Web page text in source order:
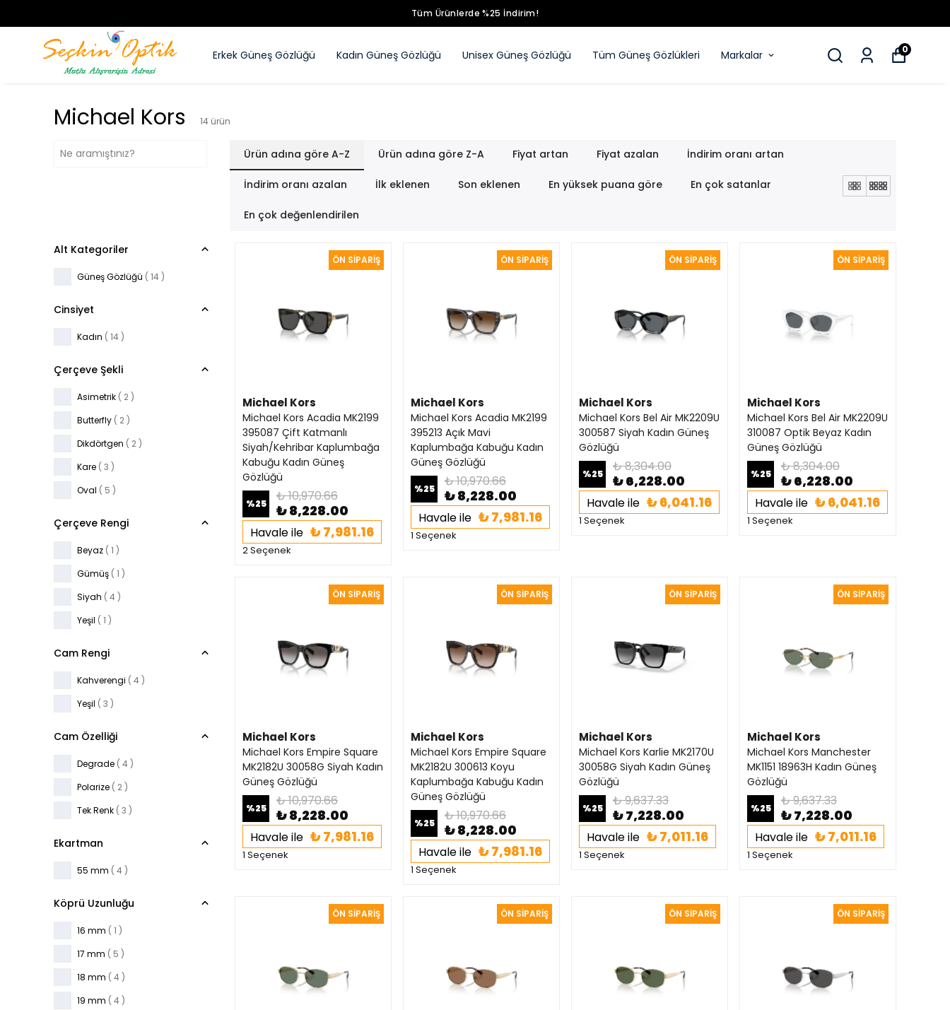
Tüm Ürünlerde %25 İndirim!
Erkek Güneş Gözlüğü Kadın Güneş Gözlüğü Unisex Güneş Gözlüğü Tüm Güneş Gözlükleri Markalar 0
Michael Kors 14 ürün
Ürün adına göre A-Z Ürün adına göre Z-A Fiyat artan Fiyat azalan İndirim oranı artan
İndirim oranı azalan İlk eklenen Son eklenen En yüksek puana göre En çok satanlar
En çok değenlendirilen
Alt Kategoriler
Güneş Gözlüğü ( 14 )
Cinsiyet
Kadın ( 14 )
Çerçeve Şekli
Asimetrik ( 2 )
Butterfly ( 2 )
Dikdörtgen ( 2 )
Kare ( 3 )
Oval ( 5 )
Çerçeve Rengi
Beyaz ( 1 )
Gümüş ( 1 )
Siyah ( 4 )
Yeşil ( 1 )
Cam Rengi
Kahverengi ( 4 )
Yeşil ( 3 )
Cam Özelliği
Degrade ( 4 )
Polarize ( 2 )
Tek Renk ( 3 )
Ekartman
55 mm ( 4 )
Köprü Uzunluğu
16 mm ( 1 )
17 mm ( 5 )
18 mm ( 4 )
19 mm ( 4 )
Michael Kors
Michael Kors Acadia MK2199
395087 Çift Katmanlı
Siyah/Kehribar Kaplumbağa
Kabuğu Kadın Güneş
Gözlüğü
%25 ₺ 10,970.66
₺ 8,228.00
Havale ile ₺ 7,981.16
2 Seçenek
Michael Kors
Michael Kors Acadia MK2199
395213 Açık Mavi
Kaplumbağa Kabuğu Kadın
Güneş Gözlüğü
%25 ₺ 10,970.66
₺ 8,228.00
Havale ile ₺ 7,981.16
1 Seçenek
Michael Kors
Michael Kors Bel Air MK2209U
300587 Siyah Kadın Güneş
Gözlüğü
%25 ₺ 8,304.00
₺ 6,228.00
Havale ile ₺ 6,041.16
1 Seçenek
Michael Kors
Michael Kors Bel Air MK2209U
310087 Optik Beyaz Kadın
Güneş Gözlüğü
%25 ₺ 8,304.00
₺ 6,228.00
Havale ile ₺ 6,041.16
1 Seçenek
Michael Kors
Michael Kors Empire Square
MK2182U 30058G Siyah Kadın
Güneş Gözlüğü
%25 ₺ 10,970.66
₺ 8,228.00
Havale ile ₺ 7,981.16
1 Seçenek
Michael Kors
Michael Kors Empire Square
MK2182U 300613 Koyu
Kaplumbağa Kabuğu Kadın
Güneş Gözlüğü
%25 ₺ 10,970.66
₺ 8,228.00
Havale ile ₺ 7,981.16
1 Seçenek
Michael Kors
Michael Kors Karlie MK2170U
30058G Siyah Kadın Güneş
Gözlüğü
%25 ₺ 9,637.33
₺ 7,228.00
Havale ile ₺ 7,011.16
1 Seçenek
Michael Kors
Michael Kors Manchester
MK1151 18963H Kadın Güneş
Gözlüğü
%25 ₺ 9,637.33
₺ 7,228.00
Havale ile ₺ 7,011.16
1 Seçenek